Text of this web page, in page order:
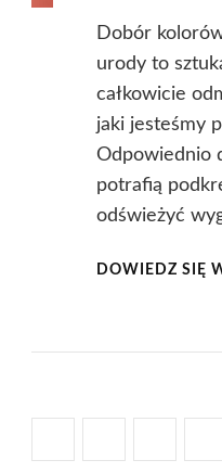
Dobór
urody to
całkowicie
jaki jesteśmy
Odpowiednio
potrafią
odświeżyć
DOWIEDZ SIĘ